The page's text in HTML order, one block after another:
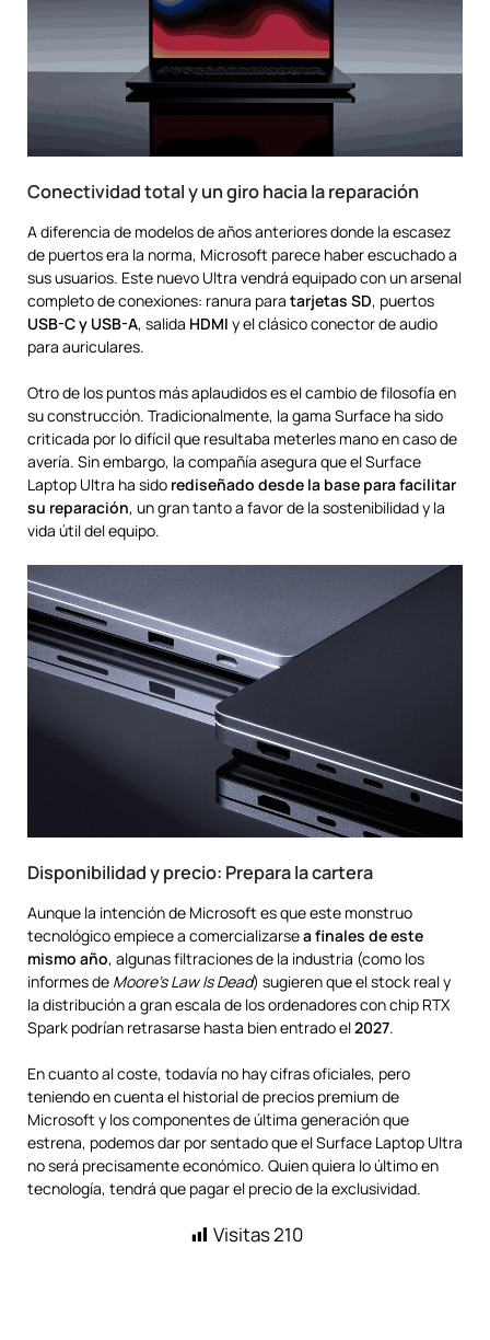
Conectividad total y un giro hacia la reparación
A diferencia de modelos de años anteriores donde la escasez
de puertos era la norma, Microsoft parece haber escuchado a
sus usuarios. Este nuevo Ultra vendrá equipado con un arsenal
completo de conexiones: ranura para tarjetas SD, puertos
USB-C y USB-A, salida HDMI y el clásico conector de audio
para auriculares.
Otro de los puntos más aplaudidos es el cambio de filosofía en
su construcción. Tradicionalmente, la gama Surface ha sido
criticada por lo difícil que resultaba meterles mano en caso de
avería. Sin embargo, la compañía asegura que el Surface
Laptop Ultra ha sido rediseñado desde la base para facilitar
su reparación, un gran tanto a favor de la sostenibilidad y la
vida útil del equipo.
Disponibilidad y precio: Prepara la cartera
Aunque la intención de Microsoft es que este monstruo
tecnológico empiece a comercializarsea finales de este
mismo año, algunas filtraciones de la industria (como los
informes de Moore’s Law Is Dead) sugieren que el stock real y
la distribución a gran escala de los ordenadores con chip RTX
Spark podrían retrasarse hasta bien entrado el2027.
En cuanto al coste, todavía no hay cifras oficiales, pero
teniendo en cuenta el historial de precios premium de
Microsoft y los componentes de última generación que
estrena, podemos dar por sentado que el Surface Laptop Ultra
no será precisamente económico. Quien quiera lo último en
tecnología, tendrá que pagar el precio de la exclusividad.
Visitas210